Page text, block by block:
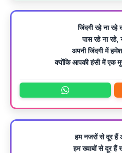
जिंदगी रहे ना रहे
पास रहे ना रहे,
अपनी जिंदगी में
क्योंकि आपकी हंसी में एक
हम नजरों से दूर हैं
हम ख्वाबों से दूर हैं